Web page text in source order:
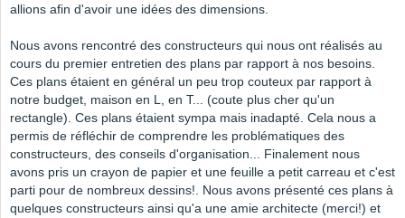
allions afin d'avoir une idées des dimensions.
Nous avons rencontré des constructeurs qui nous ont réalisés au
cours du premier entretien des plans par rapport à nos besoins.
Ces plans étaient en général un peu trop couteux par rapport à
notre budget, maison en L, en T... (coute plus cher qu'un
rectangle). Ces plans étaient sympa mais inadapté. Cela nous a
permis de réfléchir de comprendre les problématiques des
constructeurs, des conseils d'organisation... Finalement nous
avons pris un crayon de papier et une feuille a petit carreau et c'est
parti pour de nombreux dessins!. Nous avons présenté ces plans à
quelques constructeurs ainsi qu'a une amie architecte (merci!) et